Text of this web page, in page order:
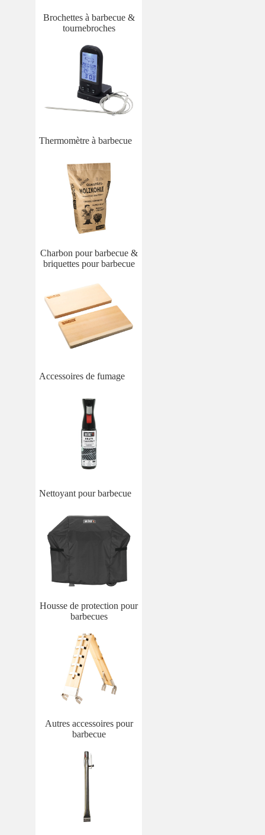
Brochettes à barbecue &
tournebroches
Thermomètre à barbecue
Charbon pour barbecue &
briquettes pour barbecue
Accessoires de fumage
Nettoyant pour barbecue
Housse de protection pour
barbecues
Autres accessoires pour
barbecue